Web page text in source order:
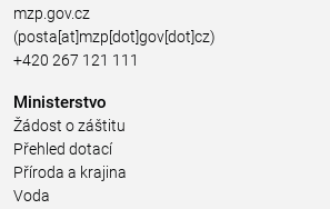
mzp.gov.cz
(posta[at]mzp[dot]gov[dot]cz)
+420 267 121 111
Ministerstvo
Žádost o záštitu
Přehled dotací
Příroda a krajina
Voda